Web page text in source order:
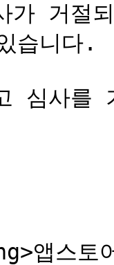
가 거절
습니다.
심사를
앱스